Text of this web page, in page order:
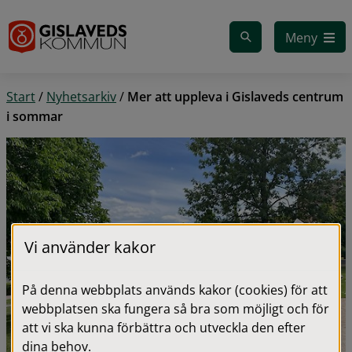
Meny
Start/ Nyhetsarkiv/ Mer att uppleva i Gislaveds centrum
i sommar
Vi använder kakor
På denna webbplats används kakor (cookies) för att
webbplatsen ska fungera så bra som möjligt och för
att vi ska kunna förbättra och utveckla den efter
dina behov.